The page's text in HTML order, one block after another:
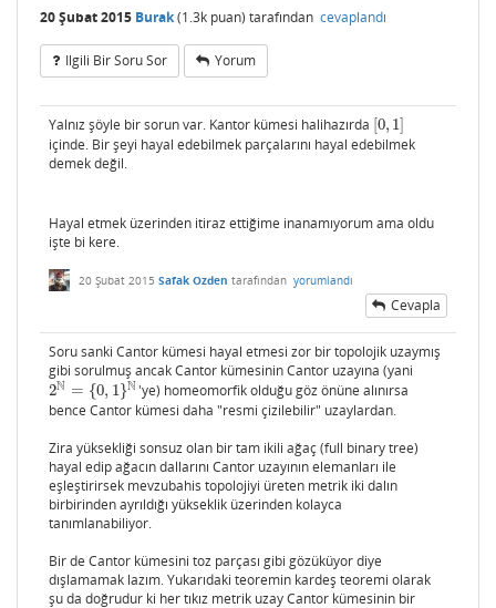
20 Şubat 2015 Burak(1.3k puan) tarafından cevaplandı
Ilgili Bir Soru Sor Yorum
Yalnız şöyle bir sorun var. Kantor kümesi halihazırda 0, 1
0, 1]
içinde. Bir şeyi hayal edebilmek parçalarını hayal edebilmek
demek değil.
Hayal etmek üzerinden itiraz ettiğime inanamıyorum ama oldu
işte bi kere.
20 Şubat 2015 Safak Ozden tarafından yorumlandı
Cevapla
Soru sanki Cantor kümesi hayal etmesi zor bir topolojik uzaymış
gibi sorulmuş ancak Cantor kümesinin Cantor uzayına (yani
2N = {0, 1}N
2N ={0 ,1}N
'ye) homeomorfik olduğu göz önüne alınırsa
bence Cantor kümesi daha "resmi çizilebilir" uzaylardan.
Zira yüksekliği sonsuz olan bir tam ikili ağaç (full binary tree)
hayal edip ağacın dallarını Cantor uzayının elemanları ile
eşleştirirsek mevzubahis topolojiyi üreten metrik iki dalın
birbirinden ayrıldığı yükseklik üzerinden kolayca
tanımlanabiliyor.
Bir de Cantor kümesini toz parçası gibi gözüküyor diye
dışlamamak lazım. Yukarıdaki teoremin kardeş teoremi olarak
şu da doğrudur ki her tıkız metrik uzay Cantor kümesinin bir